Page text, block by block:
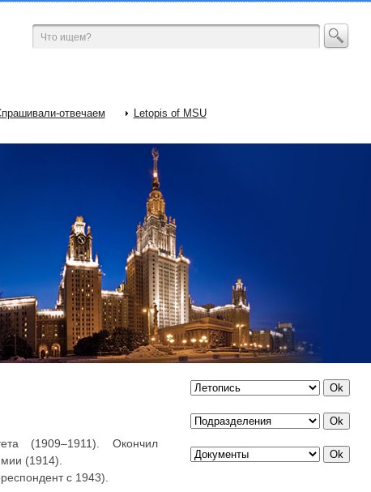
отвечаем Letopis of MSU
(1909–1911). Окончил
(1914).
с 1943).